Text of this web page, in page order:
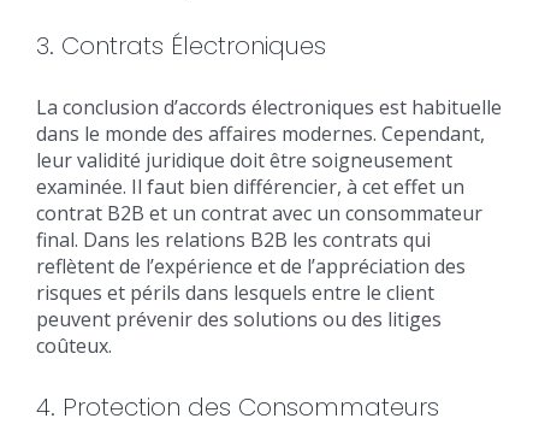
3. Contrats Électroniques
La conclusion d’accords électroniques est habituelle
dans le monde des affaires modernes. Cependant,
leur validité juridique doit être soigneusement
examinée. Il faut bien différencier, à cet effet un
contrat B2B et un contrat avec un consommateur
final. Dans les relations B2B les contrats qui
reflètent de l’expérience et de l’appréciation des
risques et périls dans lesquels entre le client
peuvent prévenir des solutions ou des litiges
coûteux.
4. Protection des Consommateurs